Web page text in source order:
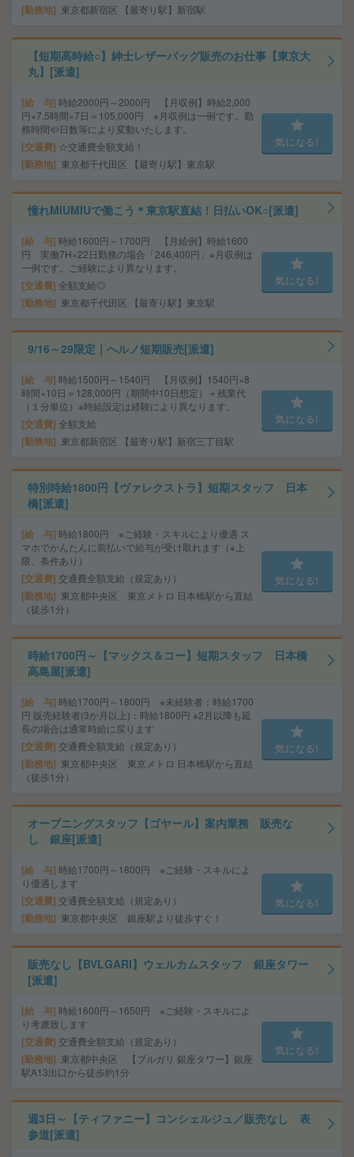
勤務地 東京都新宿区 【最寄り駅】新宿駅
【短期高時給○】紳士レザーバッグ販売のお仕事【東京大
丸】[派遣]
給 与 時給2000円～2000円 【月収例】時給2,000
円×7.5時間×7日＝105,000円 ※月収例は一例です。勤
務時間や日数等により変動いたします。
交通費 ☆交通費全額支給！
勤務地 東京都千代田区 【最寄り駅】東京駅
気になる!
憧れMIUMIUで働こう＊東京駅直結！日払いOK○[派遣]
給 与 時給1600円～1700円 【月給例】時給1600
円 実働7H×22日勤務の場合「246,400円」※月収例は
一例です。ご経験により異なります。
交通費 全額支給◎
勤務地 東京都千代田区 【最寄り駅】東京駅
気になる!
9/16～29限定｜ヘルノ短期販売[派遣]
給 与 時給1500円～1540円 【月収例】1540円×8
時間×10日＝128,000円（期間中10日想定）＋残業代
（１分単位）※時給設定は経験により異なります。
交通費 全額支給
勤務地 東京都新宿区 【最寄り駅】新宿三丁目駅
気になる!
特別時給1800円【ヴァレクストラ】短期スタッフ 日本
橋[派遣]
給 与 時給1800円 ※ご経験・スキルにより優遇 ス
マホでかんたんに前払いで給与が受け取れます（※上
限、条件あり）
交通費 交通費全額支給（規定あり）
勤務地
東京都中央区 東京メトロ 日本橋駅から直結
（徒歩1分）
気になる!
時給1700円～【マックス＆コー】短期スタッフ 日本橋
高島屋[派遣]
給 与 時給1700円～1800円 ※未経験者：時給1700
円 販売経験者(3か月以上)：時給1800円 ※2月以降も延
長の場合は通常時給に戻ります
交通費 交通費全額支給（規定あり）
勤務地
東京都中央区 東京メトロ 日本橋駅から直結
（徒歩1分）
気になる!
オープニングスタッフ【ゴヤール】案内業務 販売な
し 銀座[派遣]
給 与 時給1700円～1800円 ※ご経験・スキルによ
り優遇します
交通費 交通費全額支給（規定あり）
勤務地 東京都中央区 銀座駅より徒歩すぐ！
気になる!
販売なし【BVLGARI】ウェルカムスタッフ 銀座タワー
[派遣]
給 与 時給1600円～1650円 ※ご経験・スキルによ
り考慮致します
交通費 交通費全額支給（規定あり）
勤務地
東京都中央区 【ブルガリ 銀座タワー】銀座
駅A13出口から徒歩約1分
気になる!
週3日～【ティファニー】コンシェルジュ／販売なし 表
参道[派遣]